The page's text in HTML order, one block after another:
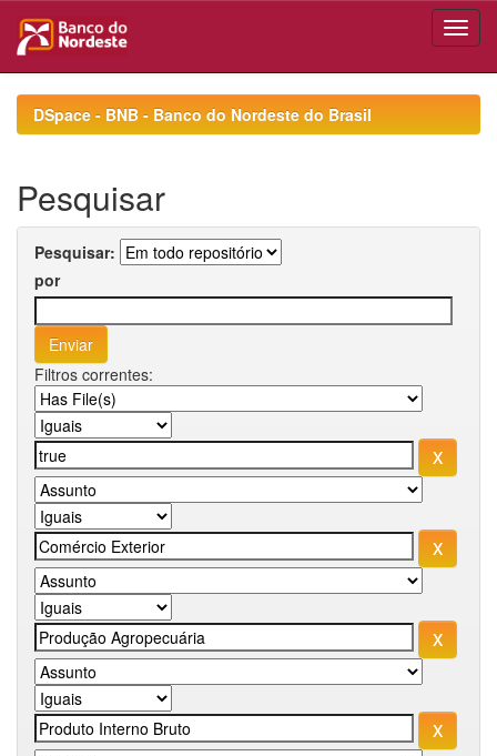
navigationDSpace - BNB - Banco do Nordeste do Brasil
Pesquisar
Pesquisar:
por
Filtros correntes: